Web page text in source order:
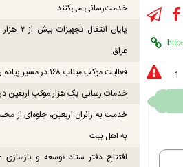
1
خدمت‌رسانی می‌کنند
پایان
عراق
فعالیت موکب میناب ۱۶۸ در مسیر پیاده روی اربعین
خدمات رسانی یک هزار موکب اربعین
خدمت به زائران اربعین، جلوه‌ای از
به اهل بیت
افتتاح دفتر ستاد توسعه و بازسازی